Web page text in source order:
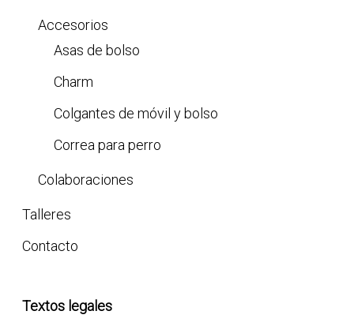
Accesorios
Asas de bolso
Charm
Colgantes de móvil y bolso
Correa para perro
Colaboraciones
Talleres
Contacto
Textos legales